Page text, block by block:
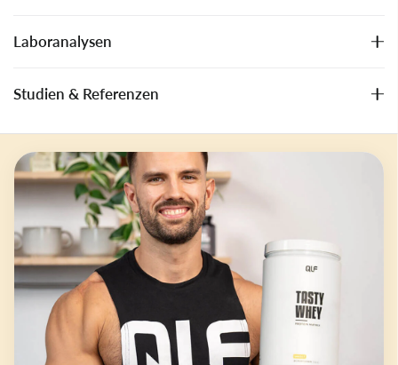
Laboranalysen
Studien & Referenzen